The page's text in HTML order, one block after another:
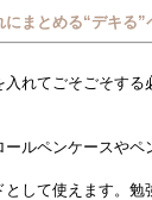
まとめる“デキる”
れてごそごそす
ルペンケースやペ
して使えます。勉